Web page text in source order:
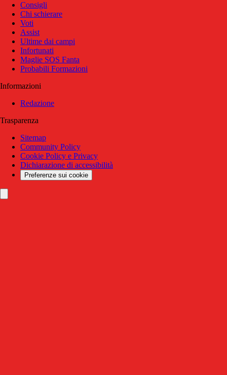
Consigli
Chi schierare
Voti
Assist
Ultime dai campi
Infortunati
Maglie SOS Fanta
Probabili Formazioni
Informazioni
Redazione
Trasparenza
Sitemap
Community Policy
Cookie Policy e Privacy
Dichiarazione di accessibilità
Preferenze sui cookie